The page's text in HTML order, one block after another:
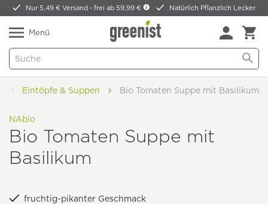
Nur 5,49 € Versand -frei ab 59,99 € Natürlich Pflanzlich Lecker
Menü
Eintöpfe & Suppen Bio Tomaten Suppe mit Basilikum
NAbio
Bio Tomaten Suppe mit
Basilikum
fruchtig-pikanter Geschmack